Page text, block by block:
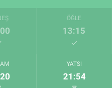
ÖĞLE
13:15
YATSI
21:54